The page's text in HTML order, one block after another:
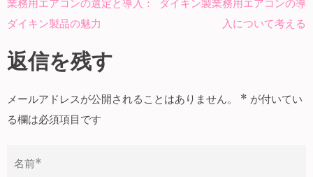
投
ナ
ビ
ゲ
ー
ョ
業務用エアコンの選定と導入：
ダイキン製品の魅力
ダイキン製業務用エアコンの導
入について考える
返信を残す
メールアドレスが公開されることはありません。 * が付いてい
る欄は必須項目です